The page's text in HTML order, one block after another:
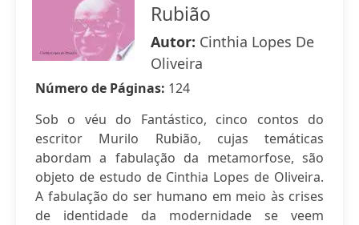
Rubião
Autor: Cinthia Lopes De
Oliveira
Número de Páginas: 124
Sob o véu do Fantástico, cinco contos do
escritor Murilo Rubião, cujas temáticas
abordam a fabulação da metamorfose, são
objeto de estudo de Cinthia Lopes de Oliveira.
A fabulação do ser humano em meio às crises
de identidade da modernidade se veem